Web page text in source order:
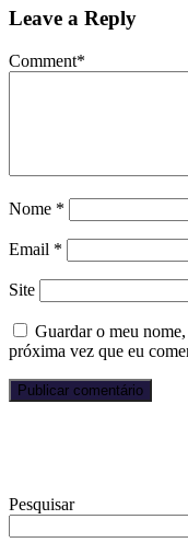
Leave a Reply
Comment*
Nome *
Email *
Site
Guardar o meu
próxima vez que eu
Pesquisar